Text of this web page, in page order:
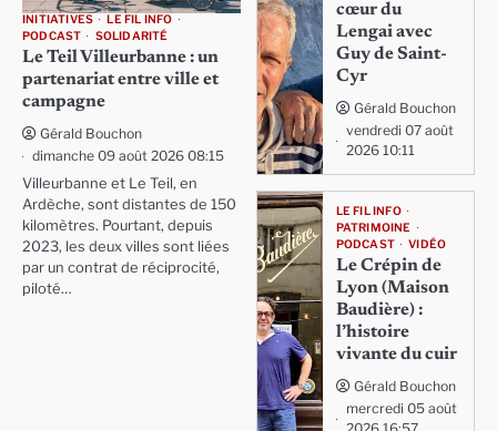
INITIATIVES
LE FIL INFO
PODCAST
SOLIDARITÉ
Le Teil Villeurbanne : un
partenariat entre ville et
campagne
Gérald Bouchon
dimanche 09 août 2026 08:15
Villeurbanne et Le Teil, en
Ardèche, sont distantes de 150
kilomètres. Pourtant, depuis
2023, les deux villes sont liées
par un contrat de réciprocité,
piloté…
cœur du
Lengai avec
Guy de Saint-
Cyr
Gérald Bouchon
vendredi 07 août
2026 10:11
LE FIL INFO
PATRIMOINE
PODCAST
VIDÉO
Le Crépin de
Lyon (Maison
Baudière) :
l’histoire
vivante du cuir
Gérald Bouchon
mercredi 05 août